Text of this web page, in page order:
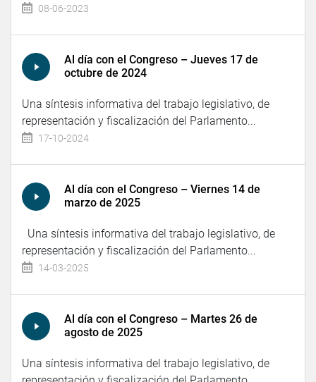
08-06-2023
Al día con el Congreso – Jueves 17 de
octubre de 2024
Una síntesis informativa del trabajo legislativo, de
representación y fiscalización del Parlamento...
17-10-2024
Al día con el Congreso – Viernes 14 de
marzo de 2025
Una síntesis informativa del trabajo legislativo, de
representación y fiscalización del Parlamento...
14-03-2025
Al día con el Congreso – Martes 26 de
agosto de 2025
Una síntesis informativa del trabajo legislativo, de